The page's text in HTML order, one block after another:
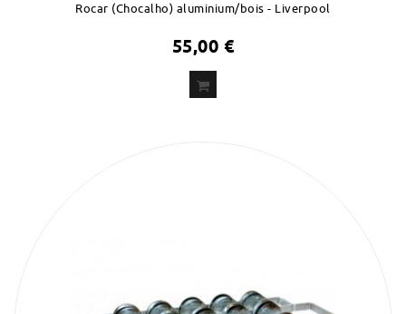
Rocar (Chocalho) aluminium/bois - Liverpool
55,00 €